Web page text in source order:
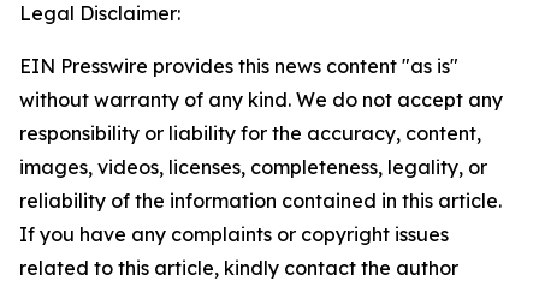
Legal Disclaimer:
EIN Presswire provides this news content "as is"
without warranty of any kind. We do not accept any
responsibility or liability for the accuracy, content,
images, videos, licenses, completeness, legality, or
reliability of the information contained in this article.
If you have any complaints or copyright issues
related to this article, kindly contact the author